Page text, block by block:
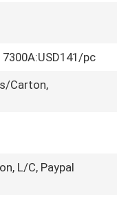
pc
Carton,
L/C, Paypal